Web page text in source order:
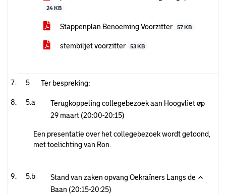
24 KB
Stappenplan Benoeming Voorzitter 57 KB
stembiljet voorzitter 53 KB
5 Ter bespreking:
5.a
Terugkoppeling collegebezoek aan Hoogvliet op
29 maart (20:00-20:15)
Een presentatie over het collegebezoek wordt getoond,
met toelichting van Ron.
5.b
Stand van zaken opvang Oekraïners Langs de
Baan (20:15-20:25)